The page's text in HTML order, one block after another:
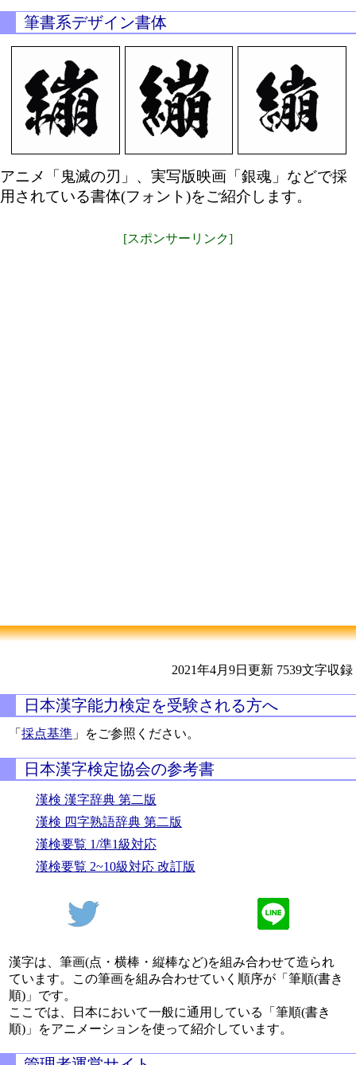
筆書系デザイン書体
アニメ「鬼滅の刃」、実写版映画「銀魂」などで採
用されている書体(フォント)をご紹介します。
[スポンサーリンク]
2021年4月9日更新 7539文字収録
日本漢字能力検定を受験される方へ
「採点基準 」をご参照ください。
日本漢字検定協会の参考書
漢検 漢字辞典 第二版
漢検 四字熟語辞典 第二版
漢検要覧 1/準1級対応
漢検要覧 2~10級対応 改訂版
漢字は、筆画(点・横棒・縦棒など)を組み合わせて造られ
ています。この筆画を組み合わせていく順序が「筆順(書き
順)」です。
ここでは、日本において一般に通用している「筆順(書き
順)」をアニメーションを使って紹介しています。